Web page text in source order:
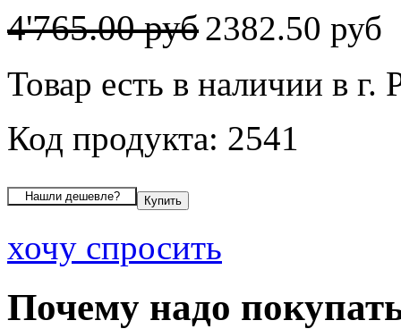
4'765.00 руб2382.50 руб
Товар есть в наличии в г.
Код продукта: 2541
хочу спросить
Почему надо